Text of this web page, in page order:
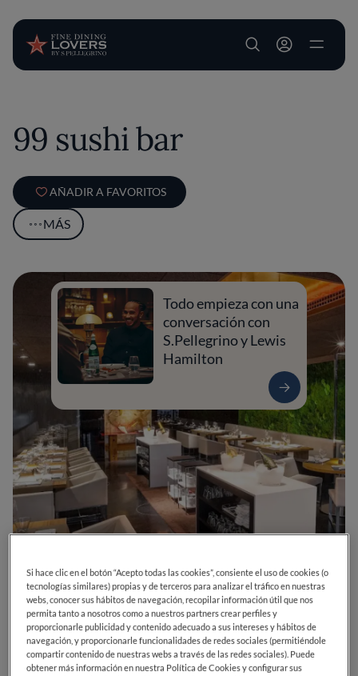
User account
99 sushi bar
AÑADIR A FAVORITOS
MÁS
0 0 0 0 0
Todo empieza con una
conversación con
S.Pellegrino y Lewis
Hamilton
C. del Padre Damián, 2328036MadridMadridEspaña
Si hace clic en el botón “Acepto todas las cookies”, consiente el uso de cookies (o
tecnologías similares) propias y de terceros para analizar el tráfico en nuestras
webs, conocer sus hábitos de navegación, recopilar información útil que nos
permita tanto a nosotros como a nuestros partners crear perfiles y
proporcionarle publicidad y contenido adecuado a sus intereses y hábitos de
navegación, y proporcionarle funcionalidades de redes sociales (permitiéndole
compartir contenido de nuestras webs a través de las redes sociales). Puede
obtener más información en nuestra Política de Cookies y configurar sus